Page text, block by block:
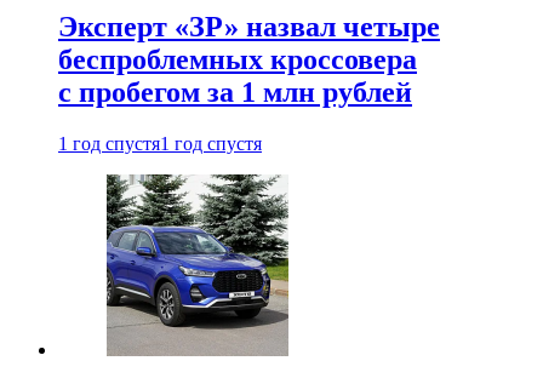
Эксперт «ЗР» назвал четыре
беспроблемных кроссовера
с пробегом за 1 млн рублей
1 год спустя1 год спустя